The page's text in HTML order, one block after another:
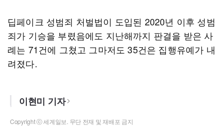
딥페이크 성범죄 처벌법이 도입된 2020년 이후 성범
죄가 기승을 부렸음에도 지난해까지 판결을 받은 사
례는 71건에 그쳤고 그마저도 35건은 집행유예가 내
려졌다.
이현미 기자
Copyright ⓒ 세계일보. 무단 전재 및 재배포 금지